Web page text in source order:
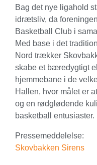
Bag det nye ligahold
idrætsliv, da
Basketball Club i
Med base i det
Nord trækker
skabe et bæredygtigt
hjemmebane i de
Hallen, hvor målet er
og en rødglødende
basketball entusiaster.
Pressemeddelelse:
Skovbakken Sirens